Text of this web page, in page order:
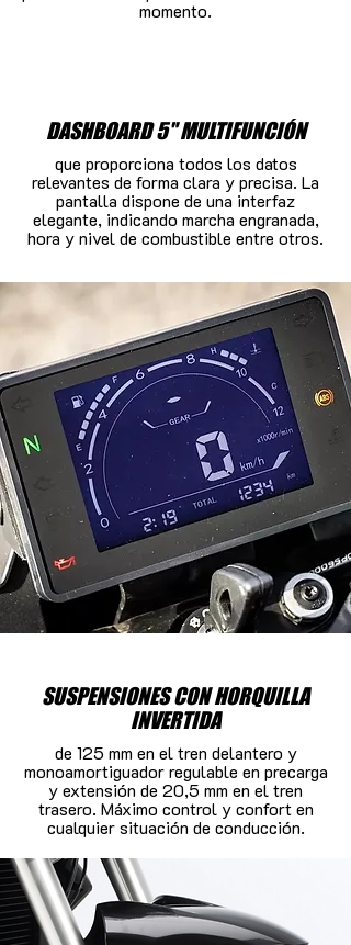
momento.
DASHBOARD 5" MULTIFUNCIÓN
que proporciona todos los datos
relevantes de forma clara y precisa. La
pantalla dispone de una interfaz
elegante, indicando marcha engranada,
hora y nivel de combustible entre otros.
SUSPENSIONES CON HORQUILLA
INVERTIDA
de 125 mm en el tren delantero y
monoamortiguador regulable en precarga
y extensión de 20,5 mm en el tren
trasero. Máximo control y confort en
cualquier situación de conducción.